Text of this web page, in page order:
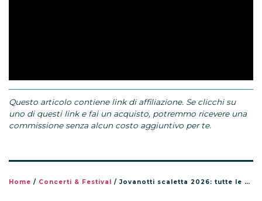
Questo articolo contiene link di affiliazione. Se clicchi su
uno di questi link e fai un acquisto, potremmo ricevere una
commissione senza alcun costo aggiuntivo per te.
Home / Concerti & Festival / Jovanotti scaletta 2026: tutte le canzoni del tour Jova Summer Party